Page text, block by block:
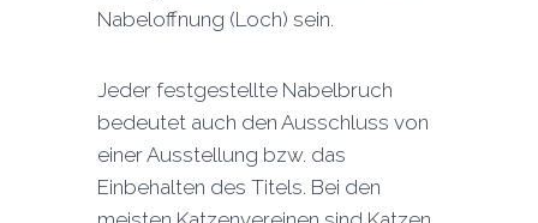
Nabeloffnung (Loch) sein.
Jeder festgestellte Nabelbruch
bedeutet auch den Ausschluss von
einer Ausstellung bzw. das
Einbehalten des Titels. Bei den